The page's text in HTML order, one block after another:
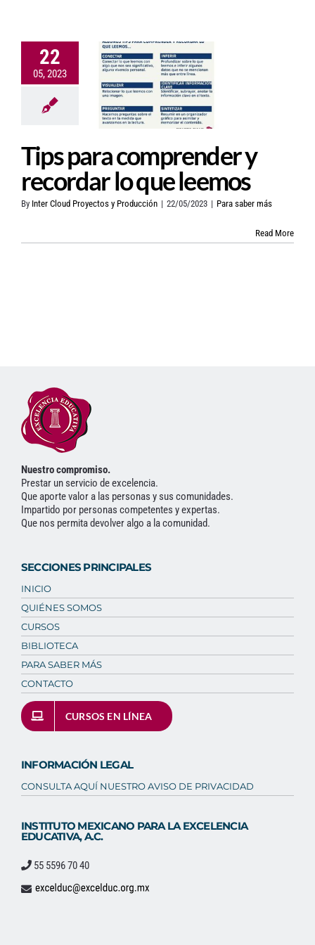
22
05, 2023
Tips para
comprender y
recordar lo
que leemos
Tips para comprender y
recordar lo que leemos
By Inter Cloud Proyectos y Producción | 22/05/2023 | Para saber más
Read More
Nuestro compromiso.
Prestar un servicio de excelencia.
Que aporte valor a las personas y sus comunidades.
Impartido por personas competentes y expertas.
Que nos permita devolver algo a la comunidad.
SECCIONES PRINCIPALES
INICIO
QUIÉNES SOMOS
CURSOS
BIBLIOTECA
PARA SABER MÁS
CONTACTO
CURSOS EN LÍNEA
INFORMACIÓN LEGAL
CONSULTA AQUÍ NUESTRO AVISO DE PRIVACIDAD
INSTITUTO MEXICANO PARA LA EXCELENCIA
EDUCATIVA, A.C.
55 5596 70 40